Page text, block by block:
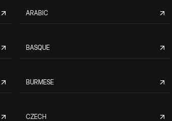
ARABIC
BASQUE
BURMESE
CZECH